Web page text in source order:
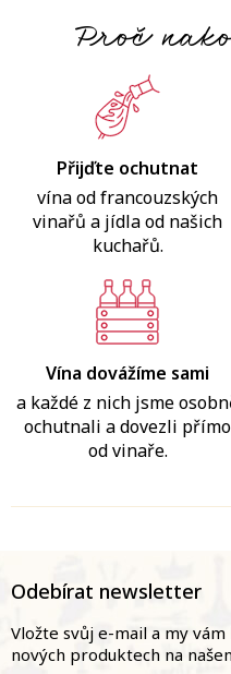
Proč
Přijďte ochutnat
vína od francouzských
vinařů a jídla od našich
kuchařů.
Vína dovážíme sami
a každé z nich jsme
ochutnali a dovezli přímo
od vinaře.
a
Odebírat newsletter
Vložte svůj e-mail a my
nových produktech na